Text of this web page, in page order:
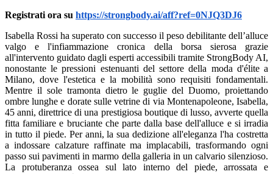
Registrati ora su https://strongbody.ai/aff?ref=0NJQ3DJ6
Isabella Rossi ha superato con successo il peso debilitante dell’alluce
valgo e l'infiammazione cronica della borsa sierosa grazie
all'intervento guidato dagli esperti accessibili tramite StrongBody AI,
nonostante le pressioni estenuanti del settore della moda d'élite a
Milano, dove l'estetica e la mobilità sono requisiti fondamentali.
Mentre il sole tramonta dietro le guglie del Duomo, proiettando
ombre lunghe e dorate sulle vetrine di via Montenapoleone, Isabella,
45 anni, direttrice di una prestigiosa boutique di lusso, avverte quella
fitta familiare e bruciante che parte dalla base dell'alluce e si irradia
in tutto il piede. Per anni, la sua dedizione all'eleganza l'ha costretta
a indossare calzature raffinate ma implacabili, trasformando ogni
passo sui pavimenti in marmo della galleria in un calvario silenzioso.
La protuberanza ossea sul lato interno del piede, arrossata e